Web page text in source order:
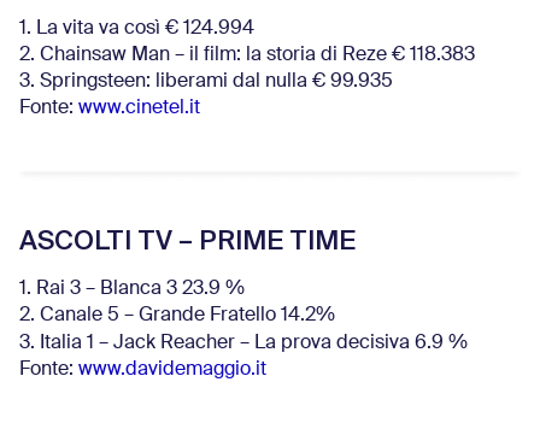
1. La vita va così € 124.994
2. Chainsaw Man – il film: la storia di Reze € 118.383
3. Springsteen: liberami dal nulla € 99.935
Fonte: www.cinetel.it
ASCOLTI TV – PRIME TIME
1. Rai 3 – Blanca 3 23.9 %
2. Canale 5 – Grande Fratello 14.2%
3. Italia 1 – Jack Reacher – La prova decisiva 6.9 %
Fonte: www.davidemaggio.it